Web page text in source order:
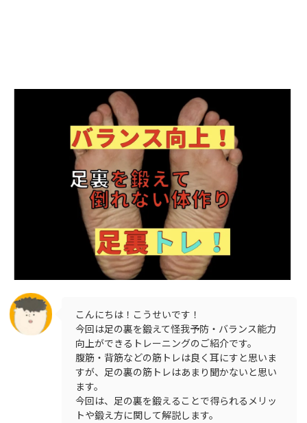
こんにちは！こうせいです！
今回は足の裏を鍛えて怪我予防・バランス能力
向上ができるトレーニングのご紹介です。
腹筋・背筋などの筋トレは良く耳にすと思いま
すが、足の裏の筋トレはあまり聞かないと思い
ます。
今回は、足の裏を鍛えることで得られるメリッ
トや鍛え方に関して解説します。